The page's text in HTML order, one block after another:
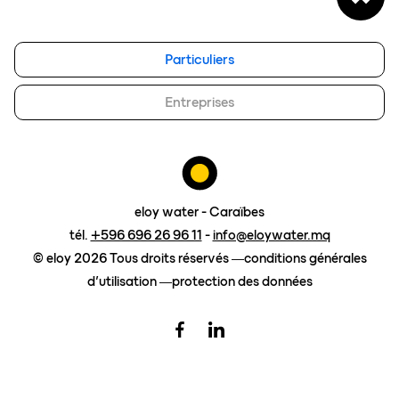
eloy group
travailler chez eloy
Contact
demander un devis
Particuliers
Entreprises
eloy water - Caraïbes
tél. +596 696 26 96 11 -info@eloywater.mq
© eloy 2026 Tous droits réservés
conditions générales
d’utilisation
protection des données